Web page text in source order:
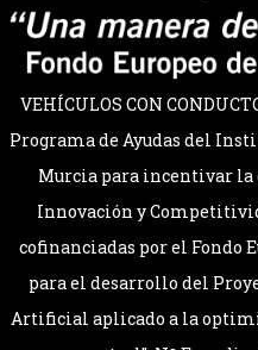
VEHÍCULOS CON
Programa de Ayudas del
Murcia para incentivar la
Innovación y
cofinanciadas por el Fondo
para el desarrollo del
Artificial aplicado a la